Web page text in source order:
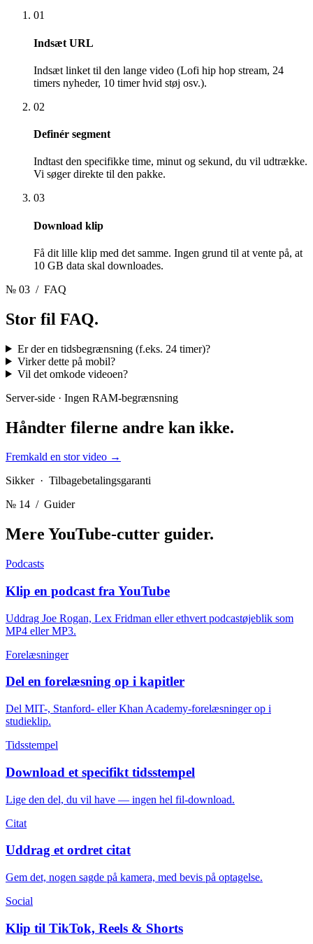
01
Indsæt URL
Indsæt linket til den lange video (Lofi hip hop stream, 24
timers nyheder, 10 timer hvid støj osv.).
02
Definér segment
Indtast den specifikke time, minut og sekund, du vil udtrække.
Vi søger direkte til den pakke.
03
Download klip
Få dit lille klip med det samme. Ingen grund til at vente på, at
10 GB data skal downloades.
№ 03 / FAQ
Stor fil FAQ.
Er der en tidsbegrænsning (f.eks. 24 timer)?
Virker dette på mobil?
Vil det omkode videoen?
Server-side · Ingen RAM-begrænsning
Håndter filerne andre kan ikke.
Fremkald en stor video →
Sikker · Tilbagebetalingsgaranti
№ 14 / Guider
Mere YouTube-cutter guider.
Podcasts
Klip en podcast fra YouTube
Uddrag Joe Rogan, Lex Fridman eller ethvert podcastøjeblik som
MP4 eller MP3.
Forelæsninger
Del en forelæsning op i kapitler
Del MIT-, Stanford- eller Khan Academy-forelæsninger op i
studieklip.
Tidsstempel
Download et specifikt tidsstempel
Lige den del, du vil have — ingen hel fil-download.
Citat
Uddrag et ordret citat
Gem det, nogen sagde på kamera, med bevis på optagelse.
Social
Klip til TikTok, Reels & Shorts